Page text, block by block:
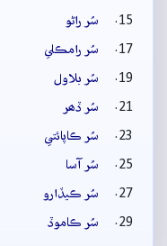
سُر راڻو
سُر رامڪلي
سُر بلاول
سُر ڏھر
سُر ڪاپائتي
سُر آسا
سُر ڪيڏارو
سُر ڪاموڏ